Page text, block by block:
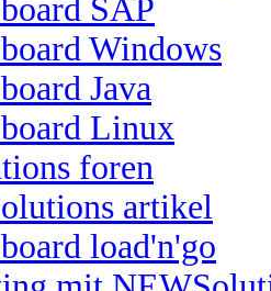
SAP
Windows
Java
Linux
foren
artikel
load'n'go